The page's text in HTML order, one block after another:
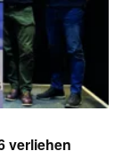
verliehen